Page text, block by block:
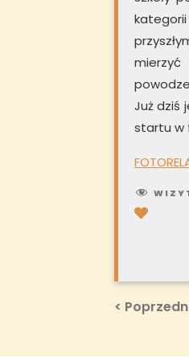
kategorii
Już dziś
startu w
Previous
<